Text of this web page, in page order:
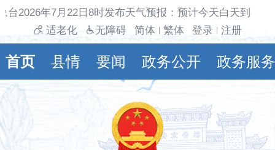
台2026年7月22日8时发布天气预报：预计今天白天到夜
适老化
无障碍 简体 繁体 登录 注册
首页 县情 要闻 政务公开 政务服务